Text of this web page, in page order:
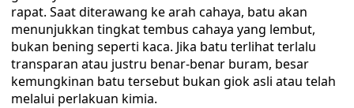
rapat. Saat diterawang ke arah cahaya, batu akan
menunjukkan tingkat tembus cahaya yang lembut,
bukan bening seperti kaca. Jika batu terlihat terlalu
transparan atau justru benar-benar buram, besar
kemungkinan batu tersebut bukan giok asli atau telah
melalui perlakuan kimia.